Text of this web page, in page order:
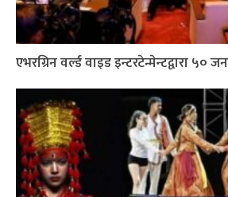
एभरग्रिन वर्ल्ड वाइड इन्टरटेन्मेन्टद्वारा ५०